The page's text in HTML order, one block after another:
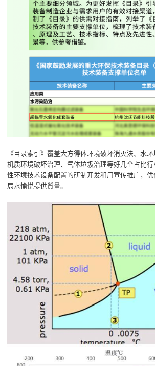
《目录索引》覆盖大方得体环境破坏消灭法、水
机质环境破坏治理、气体垃圾治理等好几个占比
性环境技术设备配置的研制开发和用宣传推广，
局水愉悦提供質量。